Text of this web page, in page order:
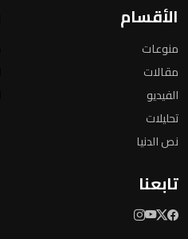
الأقسام
منوعات
مقالات
الفيديو
تحليلات
نص الدنيا
تابعنا